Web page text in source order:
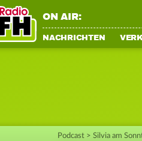
ON AIR:
NACHRICHTEN
Podcast > Silvia am